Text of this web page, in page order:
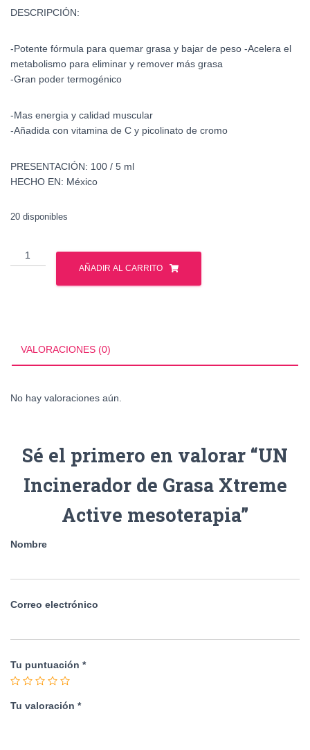
DESCRIPCIÓN:
-Potente fórmula para quemar grasa y bajar de peso -Acelera el
metabolismo para eliminar y remover más grasa
-Gran poder termogénico
-Mas energia y calidad muscular
-Añadida con vitamina de C y picolinato de cromo
PRESENTACIÓN: 100 / 5 ml
HECHO EN: México
20 disponibles
Incinerador
AÑADIR AL CARRITO
VALORACIONES (0)
No hay valoraciones aún.
Sé el primero en valorar “UN
Incinerador de Grasa Xtreme
Active mesoterapia”
Nombre
Correo electrónico
Tu puntuación *
Tu valoración *